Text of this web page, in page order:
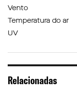
Vento
Temperatura do ar
UV
Relacionadas